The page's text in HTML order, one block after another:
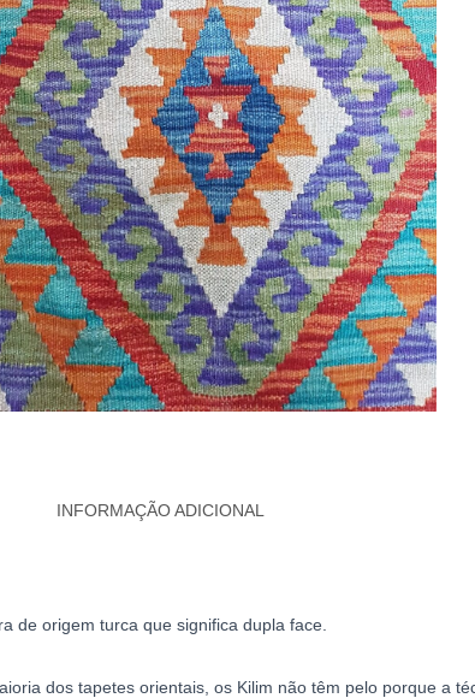
INFORMAÇÃO ADICIONAL
de origem turca que significa dupla face.
dos tapetes orientais, os Kilim não têm pelo porque a